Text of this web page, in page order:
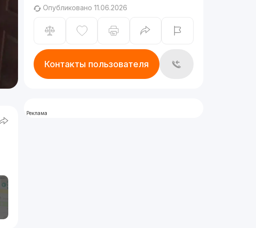
Опубликовано 11.06.2026
Контакты пользователя
Реклама